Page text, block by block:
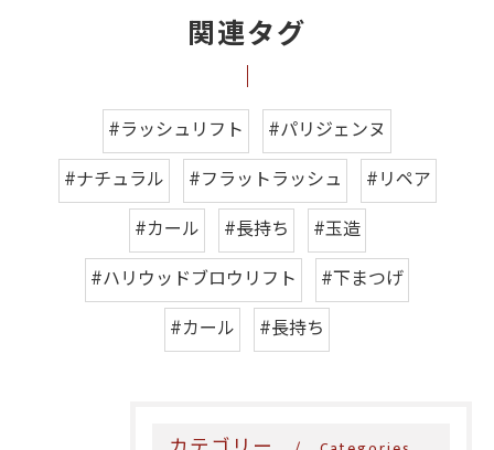
関連タグ
#ラッシュリフト
#パリジェンヌ
#ナチュラル
#フラットラッシュ
#リペア
#カール
#長持ち
#玉造
#ハリウッドブロウリフト
#下まつげ
#カール
#長持ち